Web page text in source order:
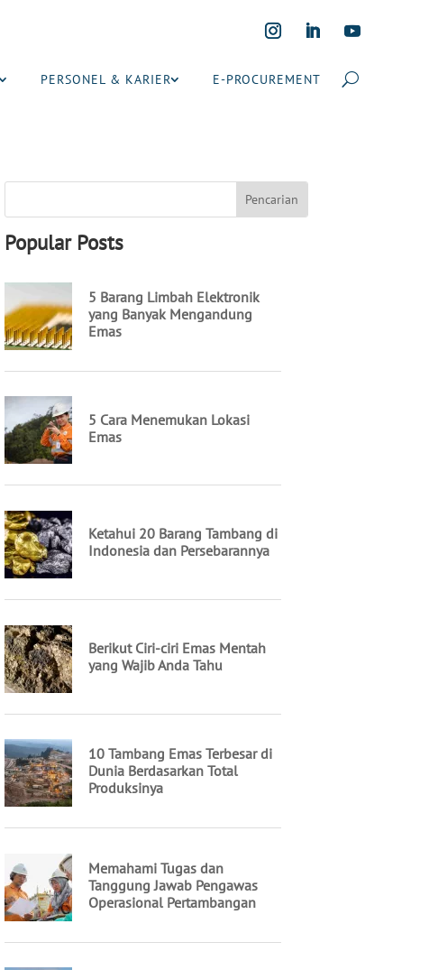
PERSONEL & KARIER E-PROCUREMENT
Popular Posts